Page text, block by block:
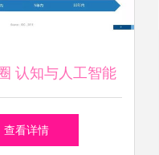
认知与人工智能
转型——战略布局
查看详情